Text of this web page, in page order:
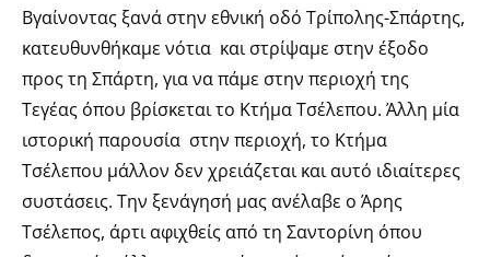
Βγαίνοντας ξανά στην εθνική οδό Τρίπολης-Σπάρτης,
κατευθυνθήκαμε νότια και στρίψαμε στην έξοδο
προς τη Σπάρτη, για να πάμε στην περιοχή της
Τεγέας όπου βρίσκεται το Κτήμα Τσέλεπου. Άλλη μία
ιστορική παρουσία στην περιοχή, το Κτήμα
Τσέλεπου μάλλον δεν χρειάζεται και αυτό ιδιαίτερες
συστάσεις. Την ξενάγησή μας ανέλαβε ο Άρης
Τσέλεπος, άρτι αφιχθείς από τη Σαντορίνη όπου